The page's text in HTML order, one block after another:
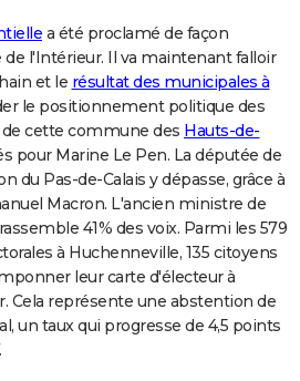
a été proclamé de façon
l'Intérieur. Il va maintenant falloir
et le résultat des municipales à
le positionnement politique des
cette commune des Hauts-de-
pour Marine Le Pen. La députée de
du Pas-de-Calais y dépasse, grâce à
Macron. L'ancien ministre de
41% des voix. Parmi les 579
à Huchenneville, 135 citoyens
leur carte d'électeur à
Cela représente une abstention de
un taux qui progresse de 4,5 points